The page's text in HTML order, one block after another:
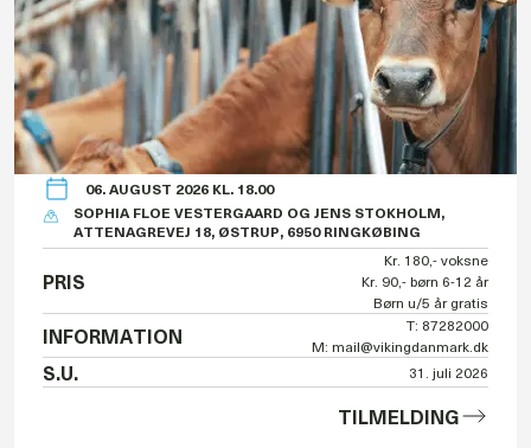
06. AUGUST 2026 KL. 18.00
SOPHIA FLOE VESTERGAARD OG JENS STOKHOLM,
ATTENAGREVEJ 18, ØSTRUP, 6950 RINGKØBING
PRIS
Kr. 180,- voksne
Kr. 90,- børn 6-12 år
Børn u/5 år gratis
INFORMATION
T: 87282000
M: mail@vikingdanmark.dk
S.U. 31. juli 2026
TILMELDING